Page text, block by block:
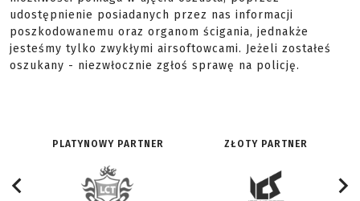
udostępnienie posiadanych przez nas informacji
poszkodowanemu oraz organom ścigania, jednakże
jesteśmy tylko zwykłymi airsoftowcami. Jeżeli zostałeś
oszukany - niezwłocznie zgłoś sprawę na policję.
PLATYNOWY PARTNER ZŁOTY PARTNER